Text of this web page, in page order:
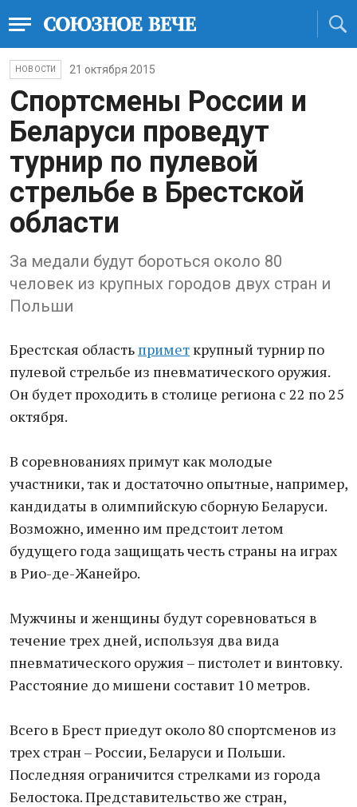
НОВОСТИ 21 октября 2015
Спортсмены России и
Беларуси проведут
турнир по пулевой
стрельбе в Брестской
области
За медали будут бороться около 80
человек из крупных городов двух стран и
Польши
Брестская область примет крупный турнир по
пулевой стрельбе из пневматического оружия.
Он будет проходить в столице региона с 22 по 25
октября.
В соревнованиях примут как молодые
участники, так и достаточно опытные, например,
кандидаты в олимпийскую сборную Беларуси.
Возможно, именно им предстоит летом
будущего года защищать честь страны на играх
в Рио-де-Жанейро.
Мужчины и женщины будут соревноваться в
течение трех дней, используя два вида
пневматического оружия – пистолет и винтовку.
Расстояние до мишени составит 10 метров.
Всего в Брест приедут около 80 спортсменов из
трех стран – России, Беларуси и Польши.
Последняя ограничится стрелками из города
Белостока. Представительство же стран,